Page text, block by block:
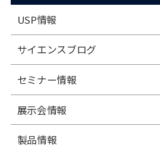
USP情報
サイエンスブログ
セミナー情報
展⽰会情報
製品情報